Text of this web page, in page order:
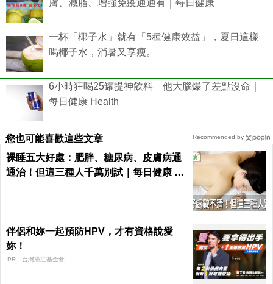
膚、減脂、增強免疫通通有｜每日健康
一杯「椰子水」就有「5種健康效益」，夏日這樣
喝椰子水，消暑又享瘦。
6小時狂喝25罐提神飲料 他大腦爆了差點沒命｜
每日健康 Health
您也可能喜歡這些文章
裸睡五大好處：肥胖、糖尿病、皮膚病通
通治！但這三種人千萬別試｜每日健康 He
伴侶和妳一起預防HPV，才有資格說愛
妳！
PR．台灣癌症基金會
Recommended by